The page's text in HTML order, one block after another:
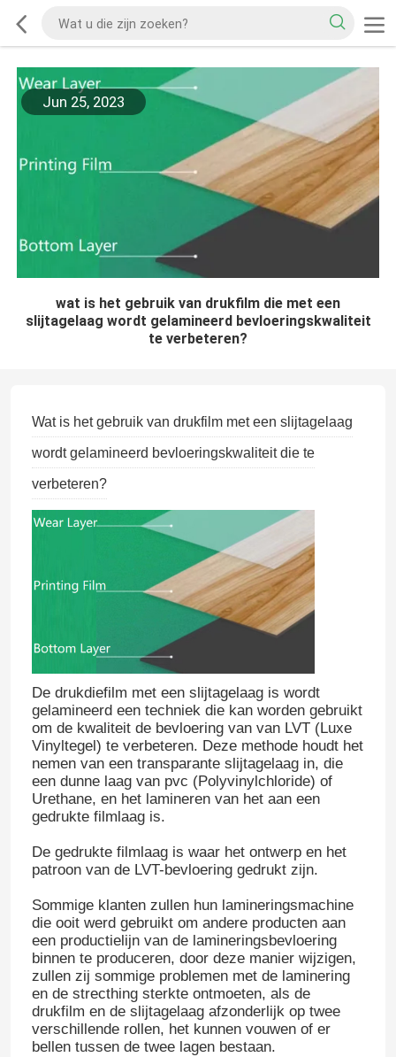
Jun 25, 2023
wat is het gebruik van drukfilm die met een
slijtagelaag wordt gelamineerd bevloeringskwaliteit
te verbeteren?
Wat is het gebruik van drukfilm met een slijtagelaag
wordt gelamineerd bevloeringskwaliteit die te
verbeteren?
De drukdiefilm met een slijtagelaag is wordt
gelamineerd een techniek die kan worden gebruikt
om de kwaliteit de bevloering van van LVT (Luxe
Vinyltegel) te verbeteren. Deze methode houdt het
nemen van een transparante slijtagelaag in, die
een dunne laag van pvc (Polyvinylchloride) of
Urethane, en het lamineren van het aan een
gedrukte filmlaag is.
De gedrukte filmlaag is waar het ontwerp en het
patroon van de LVT-bevloering gedrukt zijn.
Sommige klanten zullen hun lamineringsmachine
die ooit werd gebruikt om andere producten aan
een productielijn van de lamineringsbevloering
binnen te produceren, door deze manier wijzigen,
zullen zij sommige problemen met de laminering
en de strecthing sterkte ontmoeten, als de
drukfilm en de slijtagelaag afzonderlijk op twee
verschillende rollen, het kunnen vouwen of er
bellen tussen de twee lagen bestaan.